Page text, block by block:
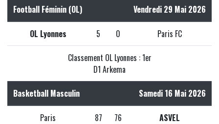
Football Féminin (OL) Vendredi 29 Mai 2026
OL Lyonnes 5 0 Paris FC
Classement OL Lyonnes : 1er
D1 Arkema
Basketball Masculin Samedi 16 Mai 2026
Paris 87 76 ASVEL